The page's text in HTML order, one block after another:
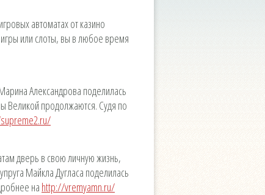
автоматах от казино
или слоты, вы в любое время
Александрова поделилась
Великой продолжаются. Судя по
дверь в свою личную жизнь,
Майкла Дугласа поделилась
на http://vremyamn.ru/